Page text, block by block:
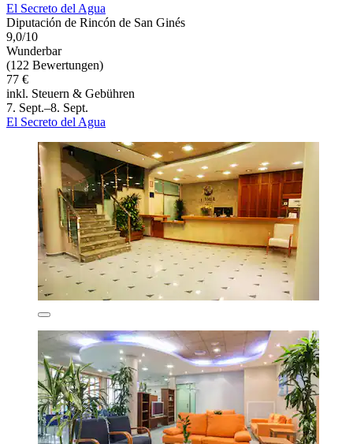
El Secreto del Agua
Diputación de Rincón de San Ginés
9,0/10
Wunderbar
(122 Bewertungen)
77 €
inkl. Steuern & Gebühren
7. Sept.–8. Sept.
El Secreto del Agua